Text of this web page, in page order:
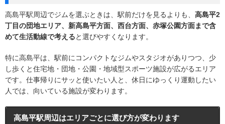
高島平駅周辺でジムを選ぶときは、駅前だけを見るよりも、 高島平2
丁目の団地エリア、新高島平方面、西台方面、赤塚公園方面まで含
めて生活動線で考えると選びやすくなります。
特に高島平は、駅前にコンパクトなジムやスタジオがありつつ、少
し歩くと住宅地・団地・公園・地域型スポーツ施設が広がるエリア
です。仕事帰りにサッと使いたい人と、休日にゆっくり運動したい
人では、向いている施設が変わります。
高島平駅周辺はエリアごとに選び方が変わります